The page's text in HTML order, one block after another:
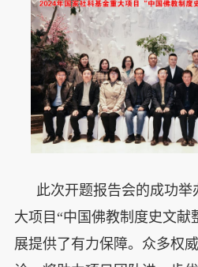
此次开题报告会的成功
大项目“中国佛教制度史文献
展提供了有力保障。众多权